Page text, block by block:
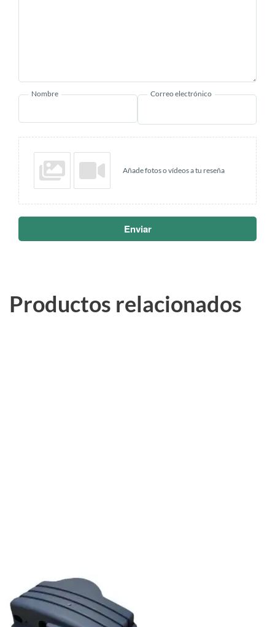
Nombre Correo electrónico
Añade fotos o vídeos a tu reseña
Enviar
Productos relacionados